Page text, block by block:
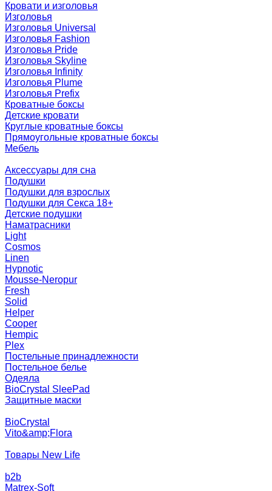
Кровати и изголовья
Изголовья
Изголовья Universal
Изголовья Fashion
Изголовья Pride
Изголовья Skyline
Изголовья Infinity
Изголовья Plume
Изголовья Prefix
Кроватные боксы
Детские кровати
Круглые кроватные боксы
Прямоугольные кроватные боксы
Мебель
Аксессуары для сна
Подушки
Подушки для взрослых
Подушки для Секса 18+
Детские подушки
Наматрасники
Light
Cosmos
Linen
Hypnotic
Mousse-Neropur
Fresh
Solid
Helper
Cooper
Hempic
Plex
Постельные принадлежности
Постельное белье
Одеяла
BioCrystal SleePad
Защитные маски
BioCrystal
Vito&amp;Flora
Товары New Life
b2b
Matrex-Soft